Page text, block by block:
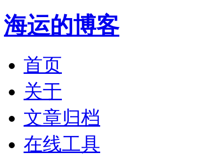
海运的博客
首页
关于
文章归档
在线工具